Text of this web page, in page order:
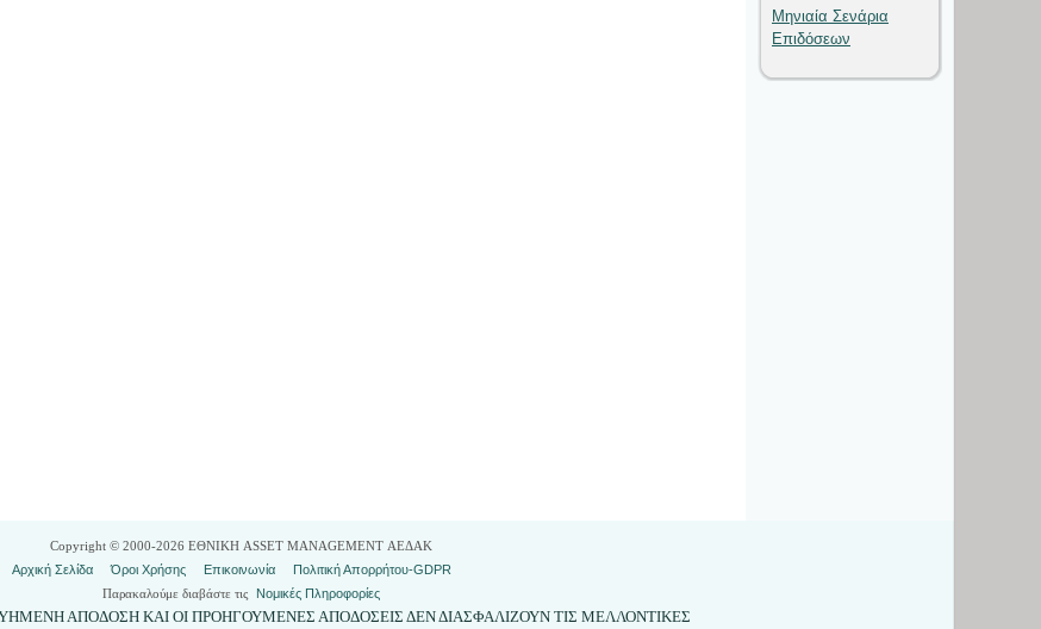
Μηνιαία Σενάρια
Επιδόσεων
Copyright © 2000-2026 ΕΘΝΙΚΗ ASSET MANAGEMENT ΑΕΔΑΚ
Αρχική Σελίδα
Όροι Χρήσης Επικοινωνία
Πολιτική Απορρήτου-GDPR
Παρακαλούμε διαβάστε τις
Νομικές Πληροφορίες
ΑΠΟΔΟΣΗ ΚΑΙ ΟΙ ΠΡΟΗΓΟΥΜΕΝΕΣ ΑΠΟΔΟΣΕΙΣ ΔΕΝ ΔΙΑΣΦΑΛΙΖΟΥΝ ΤΙΣ ΜΕΛΛΟΝΤΙΚΕΣ